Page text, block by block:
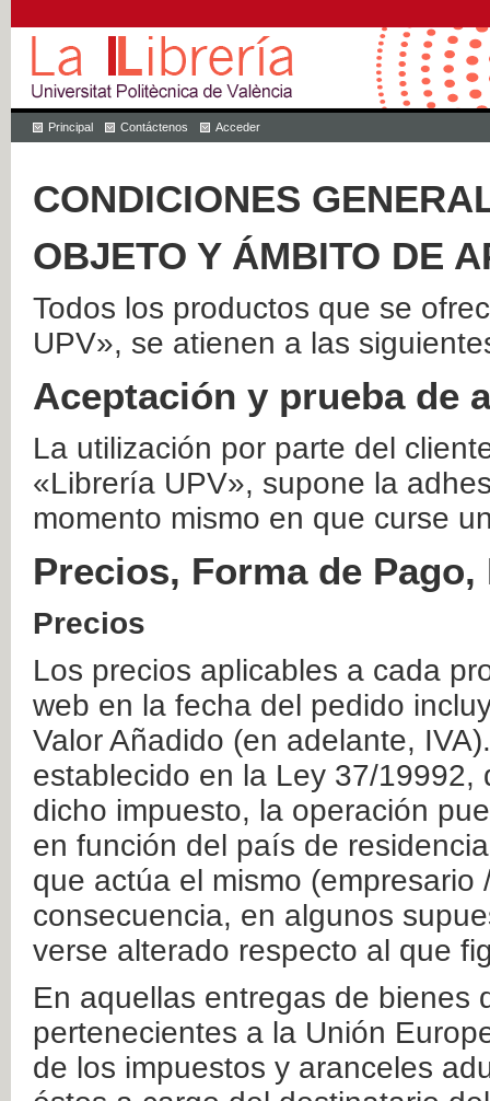
Principal Contáctenos Acceder
CONDICIONES
OBJETO Y ÁMBITO DE
Todos los productos que se
UPV», se atienen a las
Aceptación y prueba de
La utilización por parte del
«Librería UPV», supone la
momento mismo en que curse
Precios, Forma de
Precios
Los precios aplicables a cada
web en la fecha del pedido
Valor Añadido (en adelante,
establecido en la Ley 37/
dicho impuesto, la operación
en función del país de
que actúa el mismo
consecuencia, en algunos
verse alterado respecto al que
En aquellas entregas de bienes
pertenecientes a la Unión
de los impuestos y aranceles